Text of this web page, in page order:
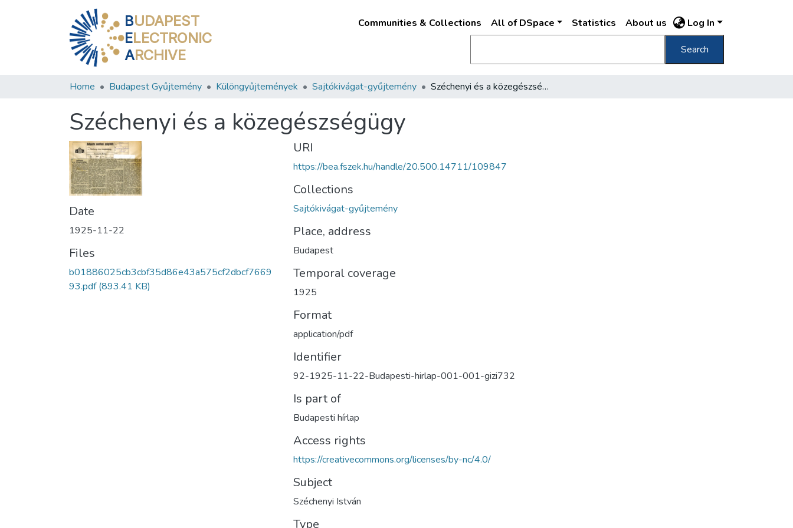
BUDAPEST
ELECTRONIC
ARCHIVE
Communities & Collections All of DSpace Statistics About us Log In
Search
Home Budapest Gyűjtemény Különgyűjtemények Sajtókivágat-gyűjtemény Széchenyi és a közegészségügy
Széchenyi és a közegészségügy
Date
1925-11-22
Files
b01886025cb3cbf35d86e43a575cf2dbcf7669
93.pdf(893.41 KB)
URI
https://bea.fszek.hu/handle/20.500.14711/109847
Collections
Sajtókivágat-gyűjtemény
Place, address
Budapest
Temporal coverage
1925
Format
application/pdf
Identifier
92-1925-11-22-Budapesti-hirlap-001-001-gizi732
Is part of
Budapesti hírlap
Access rights
https://creativecommons.org/licenses/by-nc/4.0/
Subject
Széchenyi István
Type